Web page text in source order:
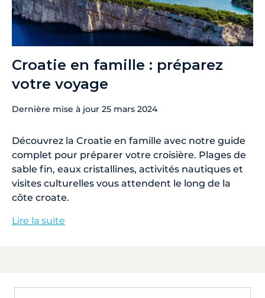
Croatie en famille : préparez
votre voyage
Dernière mise à jour 25 mars 2024
Découvrez la Croatie en famille avec notre guide
complet pour préparer votre croisière. Plages de
sable fin, eaux cristallines, activités nautiques et
visites culturelles vous attendent le long de la
côte croate.
Lire la suite